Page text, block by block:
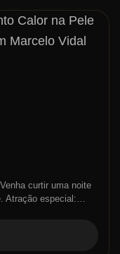
curtir uma noite
Atração especial:…